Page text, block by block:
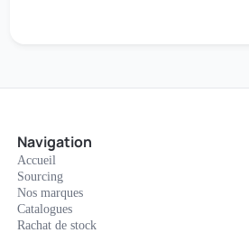
Navigation
Accueil
Sourcing
Nos marques
Catalogues
Rachat de stock